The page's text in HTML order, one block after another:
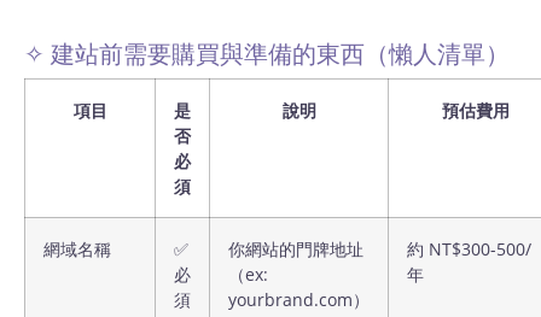
✧ 建站前需要購買與準備的東西（懶人清單）
項目
是
否
必
須
說明 預估費用
網域名稱
✅
必
須
你網站的門牌地址
（ex:
yourbrand.com）
約 NT$300-500/
年